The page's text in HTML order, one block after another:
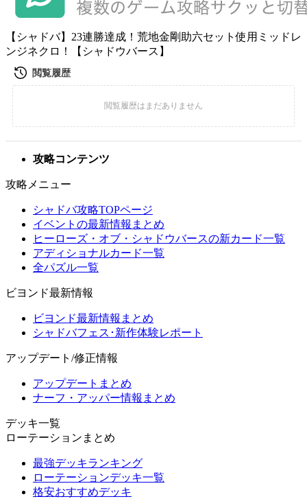
【シャドバ】23連勝達成！荒地金剛助六セット使用ミッドレ
ンジネクロ！【シャドウバース】
攻略コンテンツ
攻略メニュー
シャドバ攻略TOPページ
イベントの最新情報まとめ
ヒーローズ・オブ・シャドウバースの新カード一覧
アディショナルカード一覧
全パズル一覧
ビヨンド最新情報
ビヨンド最新情報まとめ
シャドバフェス･新作体験レポート
アップデート/修正情報
アップデートまとめ
ナーフ・アッパー情報まとめ
デッキ一覧
ローテーションまとめ
最強デッキランキング
ローテーションデッキ一覧
格安おすすめデッキ